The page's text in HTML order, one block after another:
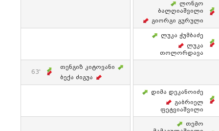
Ლონგო
Ბალღიაშვილი
Გიორგი Გურული
Ლუკა Ჭუმბაძე
Ლუკა
Თოლორდავა
63'
Თენგიზ Კიტოვანი
Ბექა Ძიგუა
Დიმა Დეკანოიძე
Გაბრიელ
Ფეტვიაშვილი
Თემო